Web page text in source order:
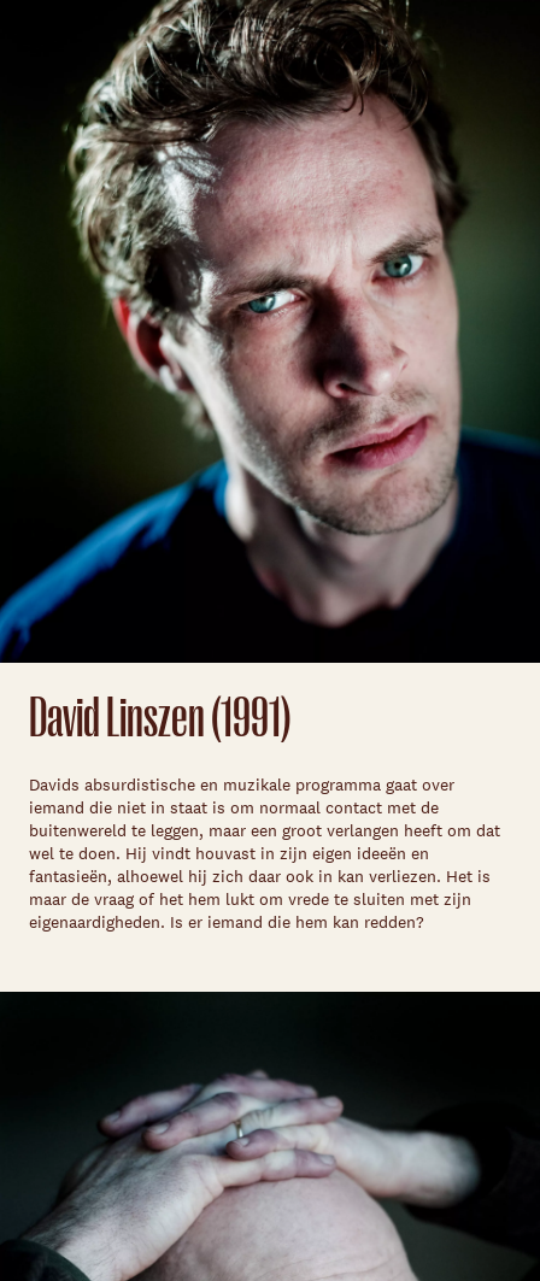
David Linszen (1991)
Davids absurdistische en muzikale programma gaat over
iemand die niet in staat is om normaal contact met de
buitenwereld te leggen, maar een groot verlangen heeft om dat
wel te doen. Hij vindt houvast in zijn eigen ideeën en
fantasieën, alhoewel hij zich daar ook in kan verliezen. Het is
maar de vraag of het hem lukt om vrede te sluiten met zijn
eigenaardigheden. Is er iemand die hem kan redden?